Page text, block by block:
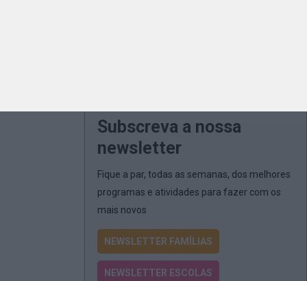
Subscreva a nossa
newsletter
Fique a par, todas as semanas, dos melhores
programas e atividades para fazer com os
mais novos
NEWSLETTER FAMÍLIAS
NEWSLETTER ESCOLAS